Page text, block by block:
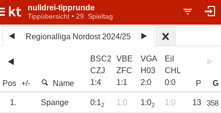
nulldrei-tipprunde
Tippübersicht • 29. Spieltag
Regionalliga Nordost 2024/25
Pos +/- Name
BSC2
CZJ
1:4
VBE
ZFC
1:1
VGA
H03
2:0
Eil
CHL
0:0 P G
1. Spange 0:12 1:0 1:02 1:0 13 358